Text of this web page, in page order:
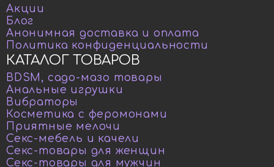
КАТАЛОГ ТОВАРОВ
BDSM, садо-мазо товары
Анальные игрушки
Вибраторы
Косметика с феромонами
Приятные мелочи
Секс-мебель и качели
Секс-товары для женщин
Секс-товары для мужчин
Акции
Блог
Анонимная доставка и оплата
Политика конфиденциальности